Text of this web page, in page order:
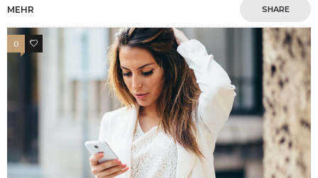
MEHR SHARE
0 4